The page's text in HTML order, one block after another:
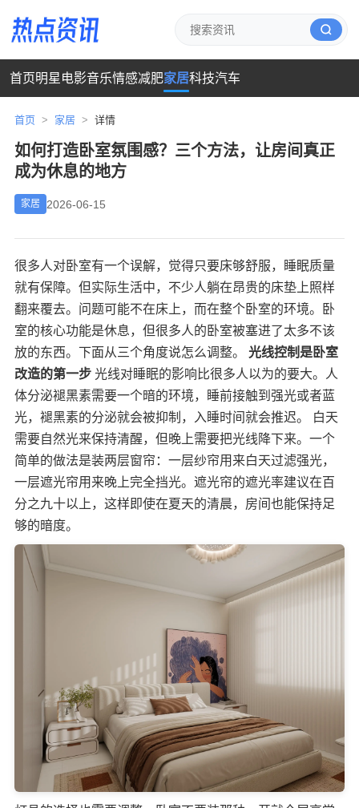
首页明星 电影音乐情感减肥家居科技汽车
首页 > 家居 > 详情
如何打造卧室氛围感？三个方法，让房间真正
成为休息的地方
家居 2026-06-15
很多人对卧室有一个误解，觉得只要床够舒服，睡眠质量
就有保障。但实际生活中，不少人躺在昂贵的床垫上照样
翻来覆去。问题可能不在床上，而在整个卧室的环境。卧
室的核心功能是休息，但很多人的卧室被塞进了太多不该
放的东西。下面从三个角度说怎么调整。 光线控制是卧室
改造的第一步 光线对睡眠的影响比很多人以为的要大。人
体分泌褪黑素需要一个暗的环境，睡前接触到强光或者蓝
光，褪黑素的分泌就会被抑制，入睡时间就会推迟。 白天
需要自然光来保持清醒，但晚上需要把光线降下来。一个
简单的做法是装两层窗帘：一层纱帘用来白天过滤强光，
一层遮光帘用来晚上完全挡光。遮光帘的遮光率建议在百
分之九十以上，这样即使在夏天的清晨，房间也能保持足
够的暗度。